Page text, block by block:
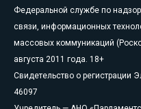
Федеральной службе по
связи, информационных
массовых коммуникаций
августа 2011 года. 18+
Свидетельство о регистрации
46097